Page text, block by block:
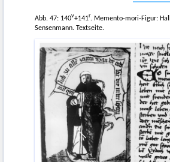
Abb. 47: 140v+141r. Memento-mori-Figur:
Sensenmann. Textseite.